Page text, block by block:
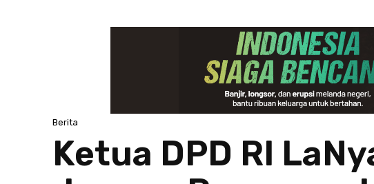
Berita
Ketua DPD RI